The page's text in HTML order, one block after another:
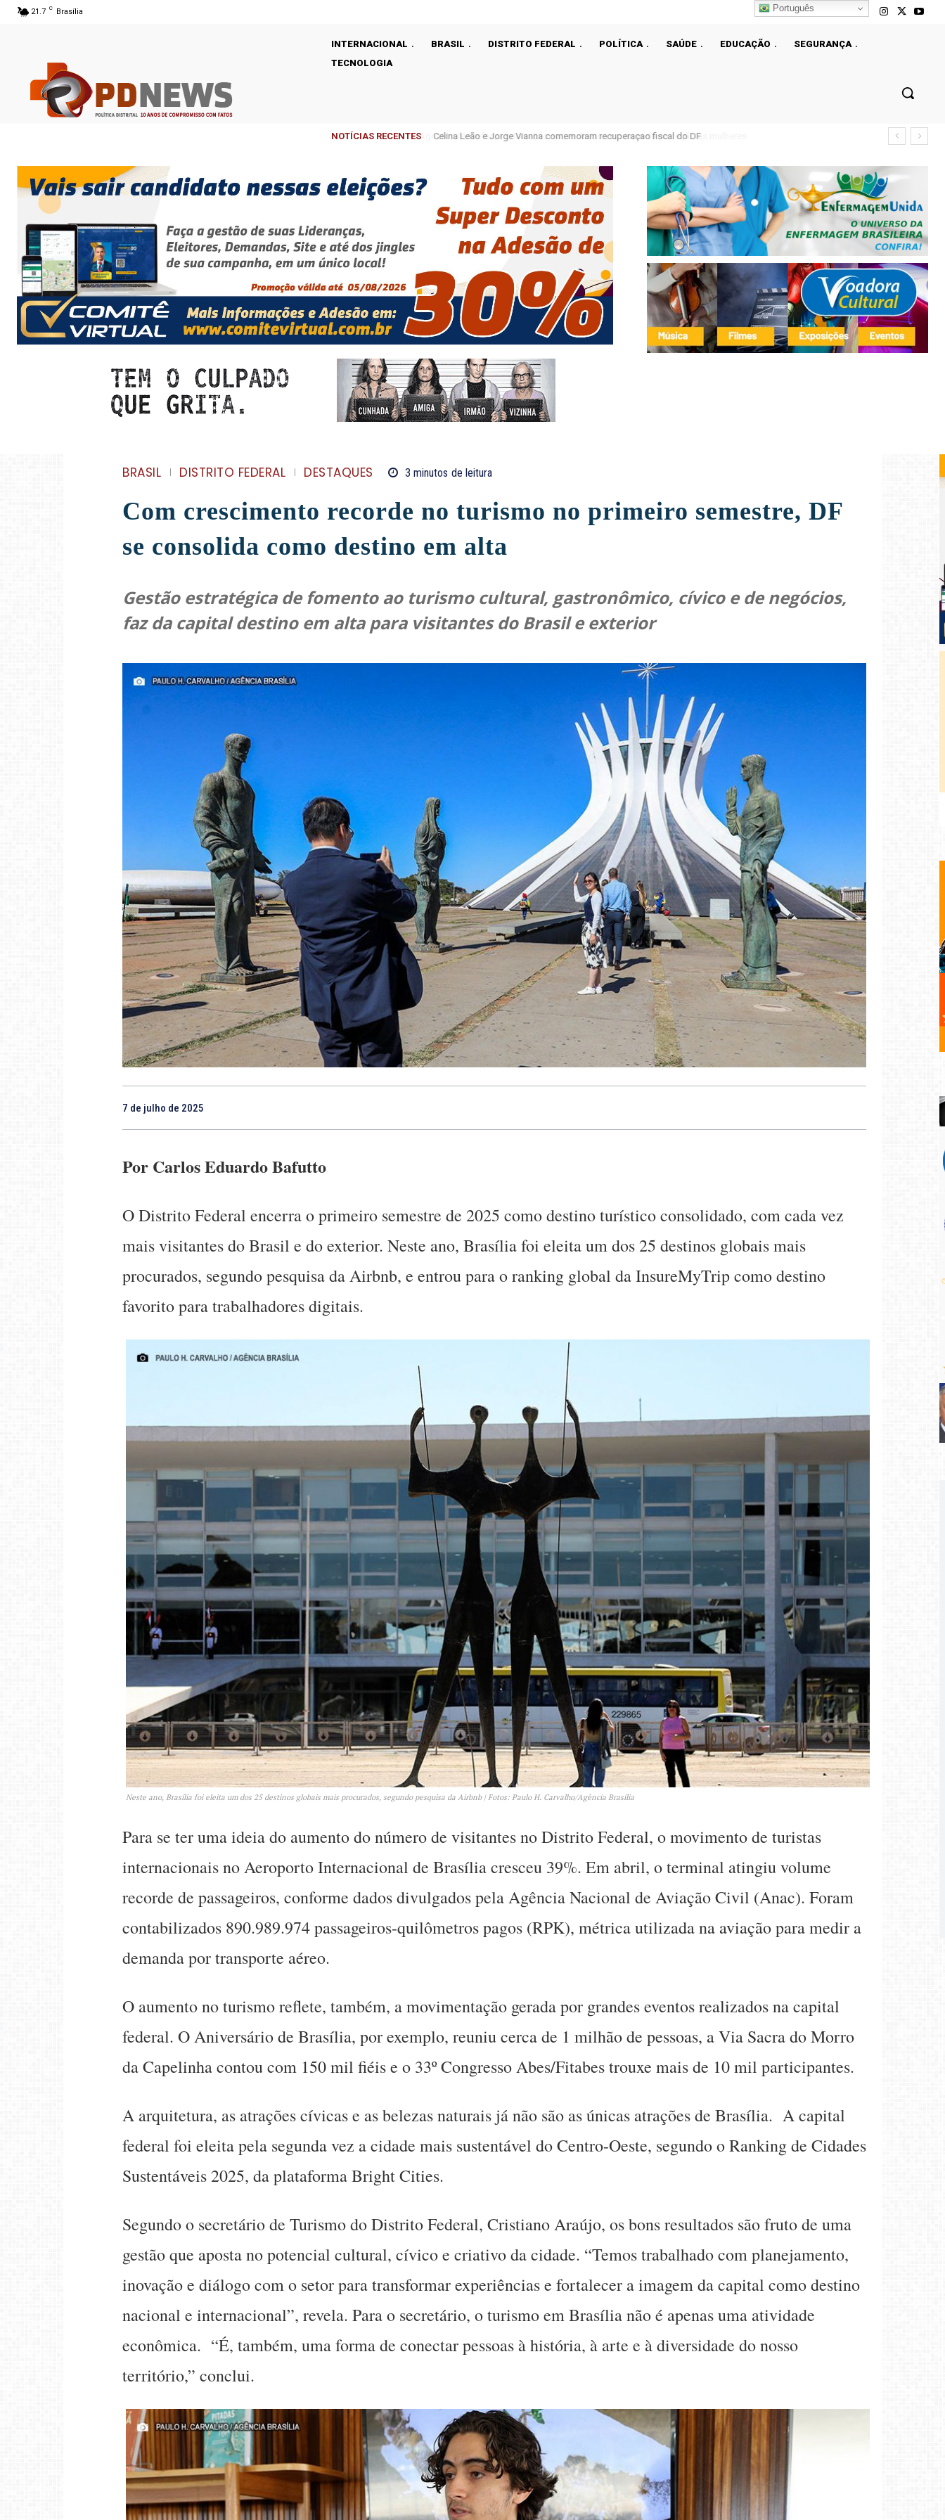
21.7 C Brasília
INTERNACIONAL BRASIL DISTRITO FEDERAL POLÍTICA SAÚDE EDUCAÇÃO
SEGURANÇA
TECNOLOGIA
NOTÍCIAS RECENTES Celina Leão e Jorge Vianna comemoram recuperaçao fiscal do DF
BRASIL DISTRITO FEDERAL DESTAQUES 3 minutos de leitura
Com crescimento recorde no turismo no primeiro semestre, DF
se consolida como destino em alta
Gestão estratégica de fomento ao turismo cultural, gastronômico, cívico e de negócios,
faz da capital destino em alta para visitantes do Brasil e exterior
7 de julho de 2025
Por Carlos Eduardo Bafutto
O Distrito Federal encerra o primeiro semestre de 2025 como destino turístico consolidado, com cada vez
mais visitantes do Brasil e do exterior. Neste ano, Brasília foi eleita um dos 25 destinos globais mais
procurados, segundo pesquisa da Airbnb, e entrou para o ranking global da InsureMyTrip como destino
favorito para trabalhadores digitais.
Neste ano, Brasília foi eleita um dos 25 destinos globais mais procurados, segundo pesquisa da Airbnb | Fotos: Paulo H. Carvalho/Agência Brasília
Para se ter uma ideia do aumento do número de visitantes no Distrito Federal, o movimento de turistas
internacionais no Aeroporto Internacional de Brasília cresceu 39%. Em abril, o terminal atingiu volume
recorde de passageiros, conforme dados divulgados pela Agência Nacional de Aviação Civil (Anac). Foram
contabilizados 890.989.974 passageiros-quilômetros pagos (RPK), métrica utilizada na aviação para medir a
demanda por transporte aéreo.
O aumento no turismo reflete, também, a movimentação gerada por grandes eventos realizados na capital
federal. O Aniversário de Brasília, por exemplo, reuniu cerca de 1 milhão de pessoas, a Via Sacra do Morro
da Capelinha contou com 150 mil fiéis e o 33º Congresso Abes/Fitabes trouxe mais de 10 mil participantes.
A arquitetura, as atrações cívicas e as belezas naturais já não são as únicas atrações de Brasília. A capital
federal foi eleita pela segunda vez a cidade mais sustentável do Centro-Oeste, segundo o Ranking de Cidades
Sustentáveis 2025, da plataforma Bright Cities.
Segundo o secretário de Turismo do Distrito Federal, Cristiano Araújo, os bons resultados são fruto de uma
gestão que aposta no potencial cultural, cívico e criativo da cidade. “Temos trabalhado com planejamento,
inovação e diálogo com o setor para transformar experiências e fortalecer a imagem da capital como destino
nacional e internacional”, revela. Para o secretário, o turismo em Brasília não é apenas uma atividade
econômica. “É, também, uma forma de conectar pessoas à história, à arte e à diversidade do nosso
território,” conclui.
Português